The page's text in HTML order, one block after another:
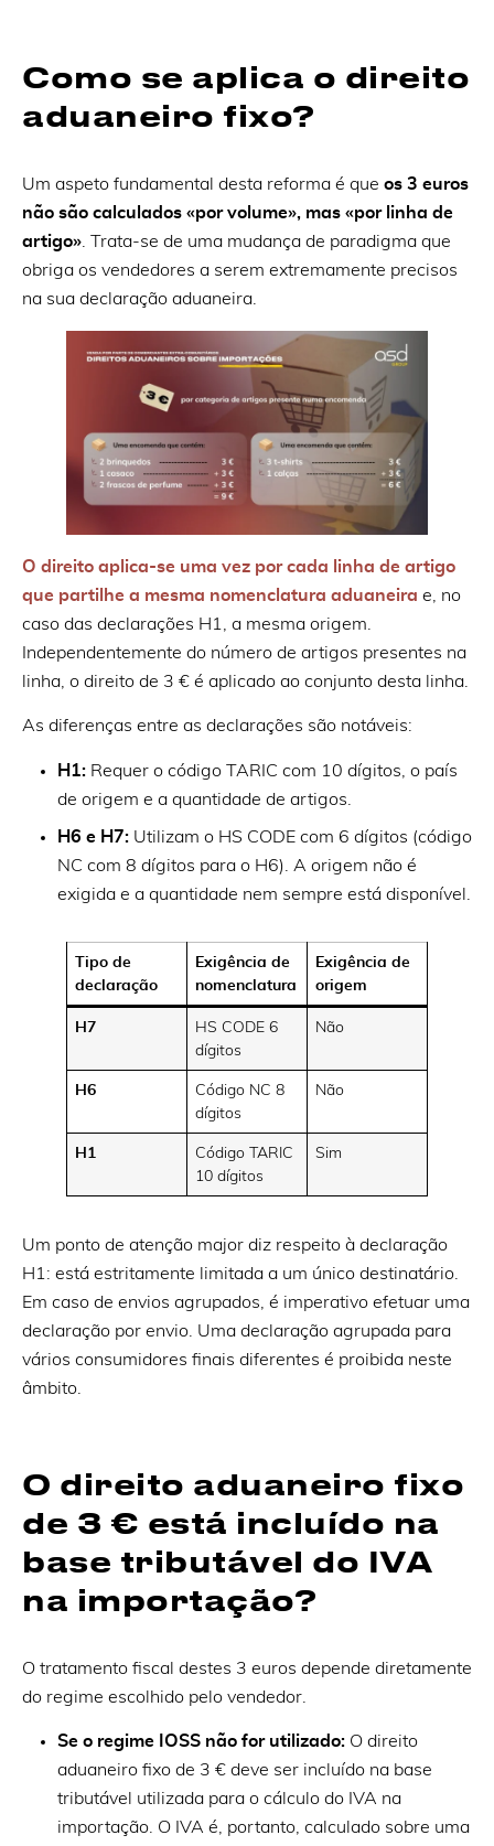
Como se aplica o direito
aduaneiro fixo?
Um aspeto fundamental desta reforma é que os 3 euros
não são calculados «por volume», mas «por linha de
artigo». Trata-se de uma mudança de paradigma que
obriga os vendedores a serem extremamente precisos
na sua declaração aduaneira.
O direito aplica-se uma vez por cada linha de artigo
que partilhe a mesma nomenclatura aduaneira e, no
caso das declarações H1, a mesma origem.
Independentemente do número de artigos presentes na
linha, o direito de 3 € é aplicado ao conjunto desta linha.
As diferenças entre as declarações são notáveis:
H1: Requer o código TARIC com 10 dígitos, o país
de origem e a quantidade de artigos.
H6 e H7: Utilizam o HS CODE com 6 dígitos (código
NC com 8 dígitos para o H6). A origem não é
exigida e a quantidade nem sempre está disponível.
Tipo de
declaração
Exigência de
nomenclatura
Exigência de
origem
H7
HS CODE 6
dígitos
Não
H6
Código NC 8
dígitos
Não
H1
Código TARIC
10 dígitos
Sim
Um ponto de atenção major diz respeito à declaração
H1: está estritamente limitada a um único destinatário.
Em caso de envios agrupados, é imperativo efetuar uma
declaração por envio. Uma declaração agrupada para
vários consumidores finais diferentes é proibida neste
âmbito.
O direito aduaneiro fixo
de 3 € está incluído na
base tributável do IVA
na importação?
O tratamento fiscal destes 3 euros depende diretamente
do regime escolhido pelo vendedor.
Se o regime IOSS não for utilizado: O direito
aduaneiro fixo de 3 € deve ser incluído na base
tributável utilizada para o cálculo do IVA na
importação. O IVA é, portanto, calculado sobre uma